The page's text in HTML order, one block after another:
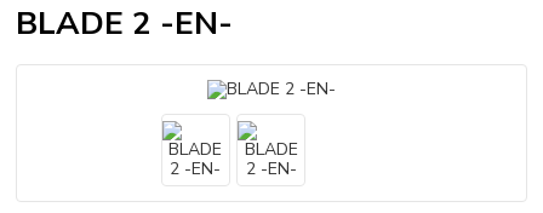
BLADE 2 -EN-